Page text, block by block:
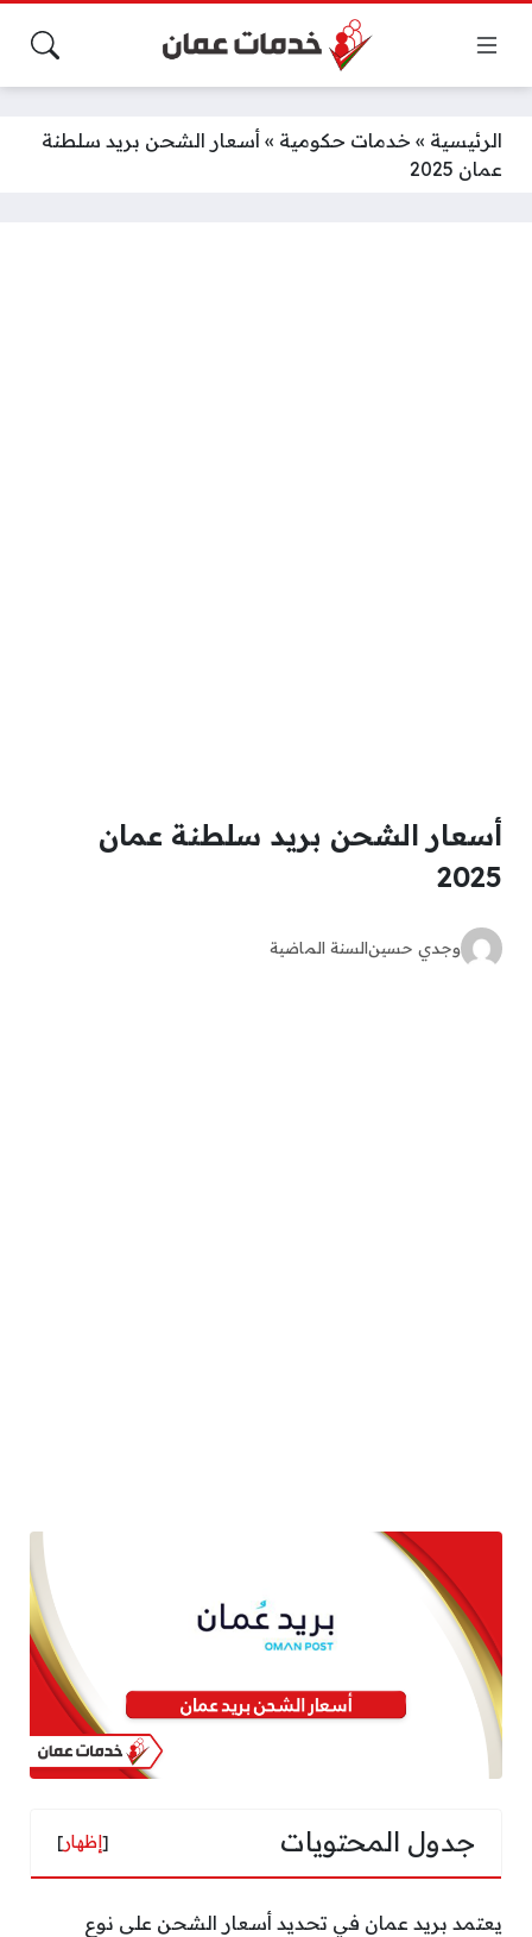
الرئيسية » خدمات حكومية » أسعار الشحن بريد سلطنة
عمان 2025
أسعار الشحن بريد سلطنة عمان
2025
وجدي حسينالسنة الماضية
جدول المحتويات [إظهار]
يعتمد بريد عمان في تحديد أسعار الشحن على نوع